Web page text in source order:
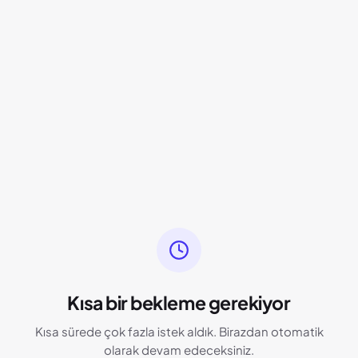
Kısa bir bekleme gerekiyor
Kısa sürede çok fazla istek aldık. Birazdan otomatik
olarak devam edeceksiniz.